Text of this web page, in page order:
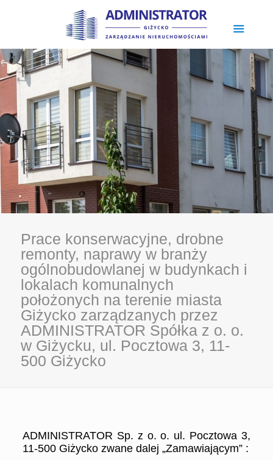
Prace konserwacyjne, drobne
remonty, naprawy w branży
ogólnobudowlanej w budynkach i
lokalach komunalnych
położonych na terenie miasta
Giżycko zarządzanych przez
ADMINISTRATOR Spółka z o. o.
w Giżycku, ul. Pocztowa 3, 11-
500 Giżycko
ADMINISTRATOR Sp. z o. o. ul. Pocztowa 3,
11-500 Giżycko zwane dalej „Zamawiającym” :